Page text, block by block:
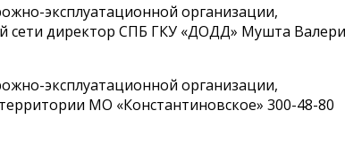
эксплуатационной организации,
сети директор СПБ ГКУ «ДОДД» Мушта
эксплуатационной организации,
МО «Константиновское» 300-48-80